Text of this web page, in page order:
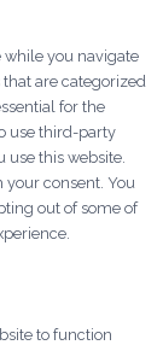
while you navigate
are categorized
for the
use third-party
this website.
your consent. You
out of some of
to function